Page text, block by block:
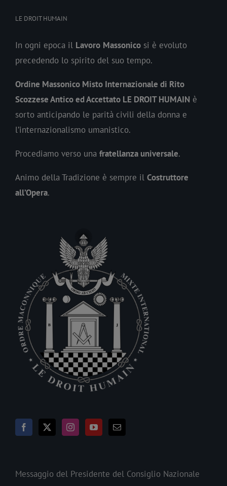
LE DROIT HUMAIN
In ogni epoca il Lavoro Massonico si è evoluto
precedendo lo spirito del suo tempo.
Ordine Massonico Misto Internazionale di Rito
Scozzese Antico ed Accettato LE DROIT HUMAIN è
sorto anticipando le parità civili della donna e
l’internazionalismo umanistico.
Procediamo verso una fratellanza universale.
Animo della Tradizione è sempre il Costruttore
all’Opera.
Messaggio del Presidente del Consiglio Nazionale